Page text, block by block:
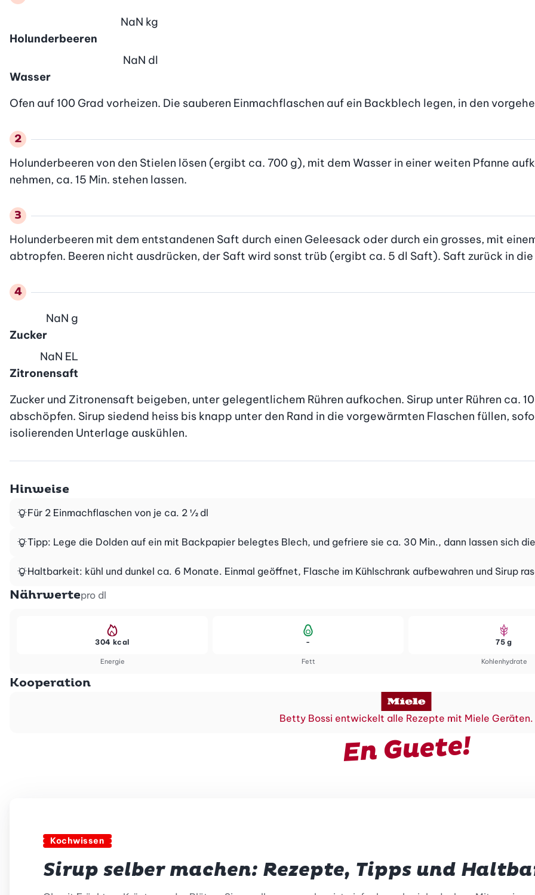
Holunderbeeren
NaN kg
Wasser
NaN dl
Ofen auf 100 Grad vorheizen. Die sauberen Einmachflaschen auf ein Backblech legen, in den
Holunderbeeren von den Stielen lösen (ergibt ca. 700 g), mit dem Wasser in einer weiten Pfanne
nehmen, ca. 15 Min. stehen lassen.
Holunderbeeren mit dem entstandenen Saft durch einen Geleesack oder durch ein grosses, mit
abtropfen. Beeren nicht ausdrücken, der Saft wird sonst trüb (ergibt ca. 5 dl Saft). Saft zurück in die
Zucker
NaN g
Zitronensaft
NaN EL
Zucker und Zitronensaft beigeben, unter gelegentlichem Rühren aufkochen. Sirup unter Rühren ca.
abschöpfen. Sirup siedend heiss bis knapp unter den Rand in die vorgewärmten Flaschen füllen,
isolierenden Unterlage auskühlen.
Hinweise
Für 2 Einmachflaschen von je ca. 2 ½ dl
Tipp: Lege die Dolden auf ein mit Backpapier belegtes Blech, und gefriere sie ca. 30 Min., dann lassen sich
Haltbarkeit: kühl und dunkel ca. 6 Monate. Einmal geöffnet, Flasche im Kühlschrank aufbewahren und Sirup
Nährwertepro dl
Energie
304 kcal
Fett
-
Kohlenhydrate
75 g
Kooperation
Betty Bossi entwickelt alle Rezepte mit Miele Geräten.
En Guete!
Kochwissen
Sirup selber machen: Rezepte, Tipps und